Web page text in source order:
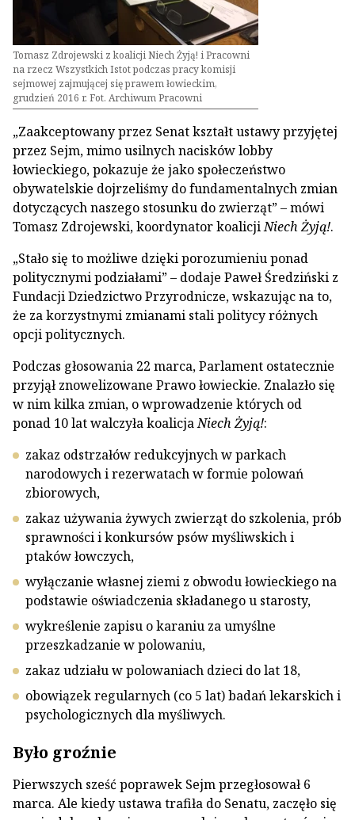
Tomasz Zdrojewski z koalicji Niech Żyją! i Pracowni
na rzecz Wszystkich Istot podczas pracy komisji
sejmowej zajmującej się prawem łowieckim,
grudzień 2016 r. Fot. Archiwum Pracowni
„Zaakceptowany przez Senat kształt ustawy przyjętej
przez Sejm, mimo usilnych nacisków lobby
łowieckiego, pokazuje że jako społeczeństwo
obywatelskie dojrzeliśmy do fundamentalnych zmian
dotyczących naszego stosunku do zwierząt” – mówi
Tomasz Zdrojewski, koordynator koalicjiNiech Żyją!.
„Stało się to możliwe dzięki porozumieniu ponad
politycznymi podziałami” – dodaje Paweł Średziński z
Fundacji Dziedzictwo Przyrodnicze, wskazując na to,
że za korzystnymi zmianami stali politycy różnych
opcji politycznych.
Podczas głosowania 22 marca, Parlament ostatecznie
przyjął znowelizowane Prawo łowieckie. Znalazło się
w nim kilka zmian, o wprowadzenie których od
ponad 10 lat walczyła koalicjaNiech Żyją!:
zakaz odstrzałów redukcyjnych w parkach
narodowych i rezerwatach w formie polowań
zbiorowych,
zakaz używania żywych zwierząt do szkolenia, prób
sprawności i konkursów psów myśliwskich i
ptaków łowczych,
wyłączanie własnej ziemi z obwodu łowieckiego na
podstawie oświadczenia składanego u starosty,
wykreślenie zapisu o karaniu za umyślne
przeszkadzanie w polowaniu,
zakaz udziału w polowaniach dzieci do lat 18,
obowiązek regularnych (co 5 lat) badań lekarskich i
psychologicznych dla myśliwych.
Było groźnie
Pierwszych sześć poprawek Sejm przegłosował 6
marca. Ale kiedy ustawa trafiła do Senatu, zaczęło się